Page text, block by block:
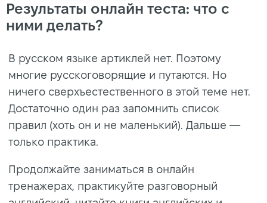
Результаты онлайн теста: что с
ними делать?
В русском языке артиклей нет. Поэтому
многие русскоговорящие и путаются. Но
ничего сверхъестественного в этой теме нет.
Достаточно один раз запомнить список
правил (хоть он и не маленький). Дальше —
только практика.
Продолжайте заниматься в онлайн
тренажерах, практикуйте разговорный